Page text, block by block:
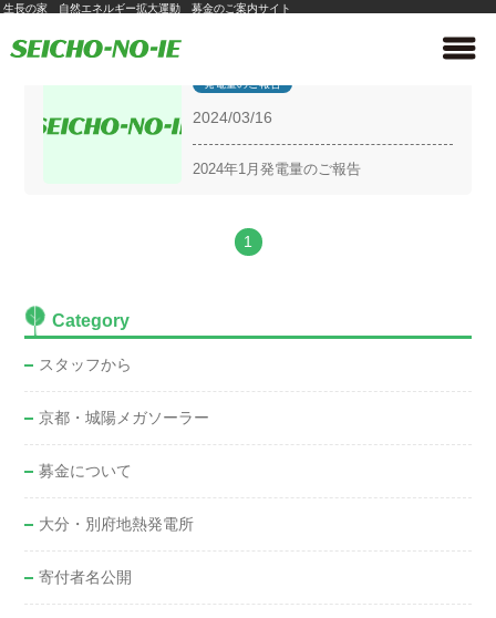
生長の家 自然エネルギー拡大運動 募金のご案内サイト
2024/03/16
発電量のご報告
2024年1月発電量のご報告
1
Category
スタッフから
京都・城陽メガソーラー
募金について
大分・別府地熱発電所
寄付者名公開